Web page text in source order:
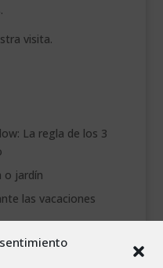
visita.
La regla de los 3
o jardín
las vacaciones